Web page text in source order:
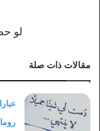
لو
مقالات ذات صلة